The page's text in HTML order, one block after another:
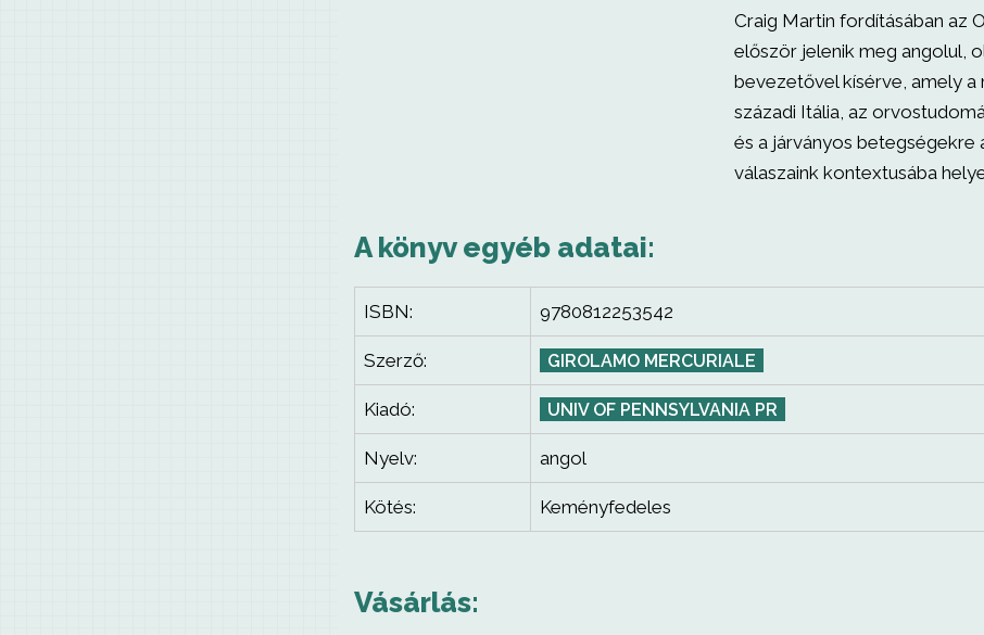
Craig Martin fordításában az
először jelenik meg angolul,
bevezetővel kísérve, amely a
századi Itália, az
és a járványos betegségekre
válaszaink kontextusába
A könyv egyéb adatai:
ISBN: 9780812253542
Szerző: GIROLAMO MERCURIALE
Kiadó: UNIV OF PENNSYLVANIA PR
Nyelv: angol
Kötés: Keményfedeles
Vásárlás: